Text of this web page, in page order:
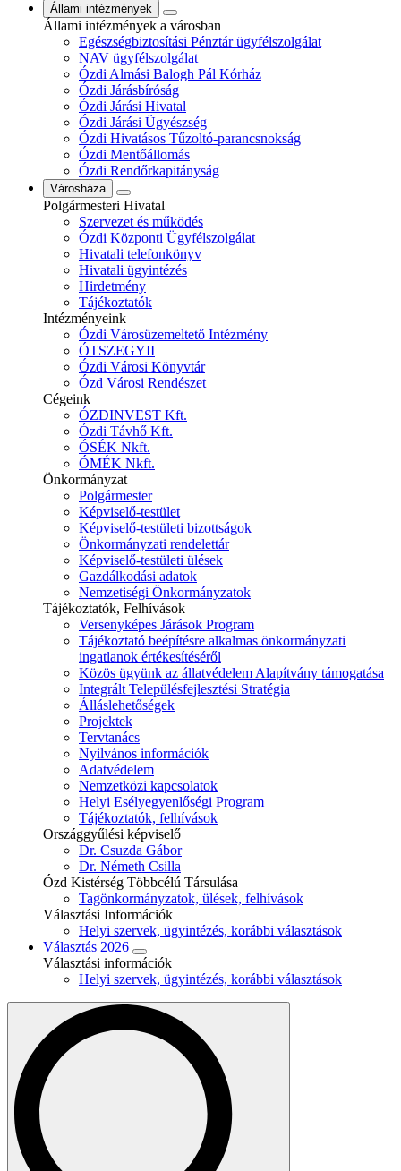
Állami intézmények
Állami intézmények a városban
Egészségbiztosítási Pénztár ügyfélszolgálat
NAV ügyfélszolgálat
Ózdi Almási Balogh Pál Kórház
Ózdi Járásbíróság
Ózdi Járási Hivatal
Ózdi Járási Ügyészség
Ózdi Hivatásos Tűzoltó-parancsnokság
Ózdi Mentőállomás
Ózdi Rendőrkapitányság
Városháza
Polgármesteri Hivatal
Szervezet és működés
Ózdi Központi Ügyfélszolgálat
Hivatali telefonkönyv
Hivatali ügyintézés
Hirdetmény
Tájékoztatók
Intézményeink
Ózdi Városüzemeltető Intézmény
ÓTSZEGYII
Ózdi Városi Könyvtár
Ózd Városi Rendészet
Cégeink
ÓZDINVEST Kft.
Ózdi Távhő Kft.
ÓSÉK Nkft.
ÓMÉK Nkft.
Önkormányzat
Polgármester
Képviselő-testület
Képviselő-testületi bizottságok
Önkormányzati rendelettár
Képviselő-testületi ülések
Gazdálkodási adatok
Nemzetiségi Önkormányzatok
Tájékoztatók, Felhívások
Versenyképes Járások Program
Tájékoztató beépítésre alkalmas önkormányzati
ingatlanok értékesítéséről
Közös ügyünk az állatvédelem Alapítvány támogatása
Integrált Településfejlesztési Stratégia
Álláslehetőségek
Projektek
Tervtanács
Nyilvános információk
Adatvédelem
Nemzetközi kapcsolatok
Helyi Esélyegyenlőségi Program
Tájékoztatók, felhívások
Országgyűlési képviselő
Dr. Csuzda Gábor
Dr. Németh Csilla
Ózd Kistérség Többcélú Társulása
Tagönkormányzatok, ülések, felhívások
Választási Információk
Helyi szervek, ügyintézés, korábbi választások
Választás 2026
Választási információk
Helyi szervek, ügyintézés, korábbi választások